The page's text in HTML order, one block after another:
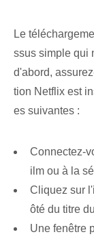
Le
ssus simple qui
d'abord,
tion Netflix est
es suivantes :
Connectez-
ilm ou à la
Cliquez sur
ôté du titre
Une fenêtre